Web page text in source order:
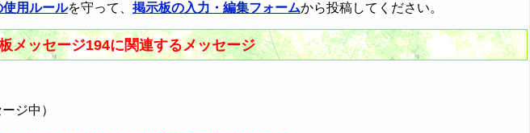
用ルールを守って、 掲示板の入力・編集フォームから投稿してください。
メッセージ194に関連するメッセージ
ジ中）